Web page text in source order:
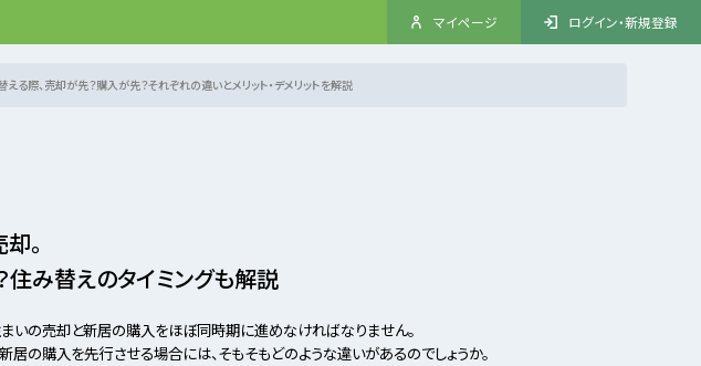
マイページ ログイン・新規登録
える際、売却が先？購入が先？それぞれの違いとメリット・デメリットを解説
。
住み替えのタイミングも解説
まいの売却と新居の購入をほぼ同時期に進めなければなりません。
の購入を先行させる場合には、そもそもどのような違いがあるのでしょうか。